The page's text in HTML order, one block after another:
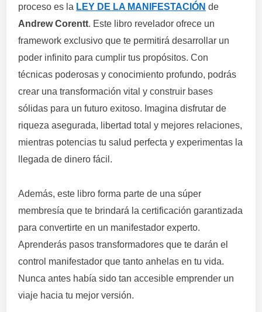
proceso es la LEY DE LA MANIFESTACIÓN de
Andrew Corentt. Este libro revelador ofrece un
framework exclusivo que te permitirá desarrollar un
poder infinito para cumplir tus propósitos. Con
técnicas poderosas y conocimiento profundo, podrás
crear una transformación vital y construir bases
sólidas para un futuro exitoso. Imagina disfrutar de
riqueza asegurada, libertad total y mejores relaciones,
mientras potencias tu salud perfecta y experimentas la
llegada de dinero fácil.
Además, este libro forma parte de una súper
membresía que te brindará la certificación garantizada
para convertirte en un manifestador experto.
Aprenderás pasos transformadores que te darán el
control manifestador que tanto anhelas en tu vida.
Nunca antes había sido tan accesible emprender un
viaje hacia tu mejor versión.